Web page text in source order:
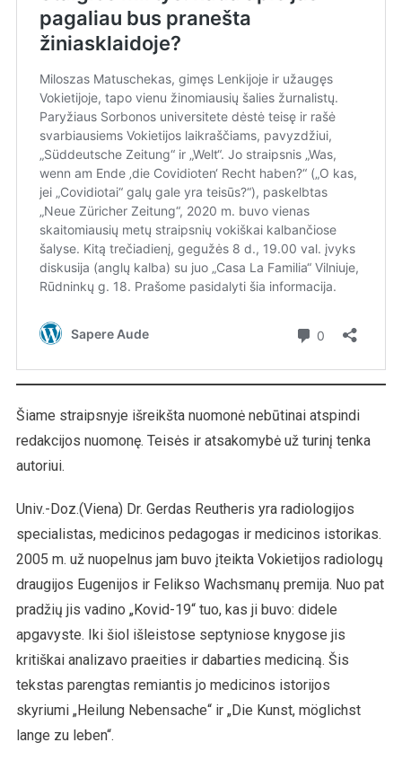
Šiame straipsnyje išreikšta nuomonė nebūtinai atspindi
redakcijos nuomonę. Teisės ir atsakomybė už turinį tenka
autoriui.
Univ.-Doz.(Viena) Dr. Gerdas Reutheris yra radiologijos
specialistas, medicinos pedagogas ir medicinos istorikas.
2005 m. už nuopelnus jam buvo įteikta Vokietijos radiologų
draugijos Eugenijos ir Felikso Wachsmanų premija. Nuo pat
pradžių jis vadino „Kovid-19“ tuo, kas ji buvo: didele
apgavyste. Iki šiol išleistose septyniose knygose jis
kritiškai analizavo praeities ir dabarties mediciną. Šis
tekstas parengtas remiantis jo medicinos istorijos
skyriumi „Heilung Nebensache“ ir „Die Kunst, möglichst
lange zu leben“.